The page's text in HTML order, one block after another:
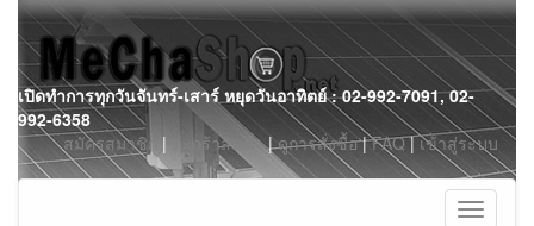
Skip
to
content
เปิดทำการทุกวันจันทร์-เสาร์ หยุดวันอาทิตย์ : 02-992-7091, 02-
992-6358
สมัครสมาชิก | ตะกร้าสินค้า|ดูการสั่งซื้อ|FAQ|เข้าสู่ระบบ
Toggle